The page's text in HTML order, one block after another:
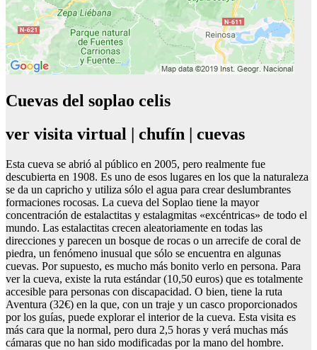
Cuevas del soplao celis
ver visita virtual | chufín | cuevas
Esta cueva se abrió al público en 2005, pero realmente fue
descubierta en 1908. Es uno de esos lugares en los que la naturaleza
se da un capricho y utiliza sólo el agua para crear deslumbrantes
formaciones rocosas. La cueva del Soplao tiene la mayor
concentración de estalactitas y estalagmitas «excéntricas» de todo el
mundo. Las estalactitas crecen aleatoriamente en todas las
direcciones y parecen un bosque de rocas o un arrecife de coral de
piedra, un fenómeno inusual que sólo se encuentra en algunas
cuevas. Por supuesto, es mucho más bonito verlo en persona. Para
ver la cueva, existe la ruta estándar (10,50 euros) que es totalmente
accesible para personas con discapacidad. O bien, tiene la ruta
Aventura (32€) en la que, con un traje y un casco proporcionados
por los guías, puede explorar el interior de la cueva. Esta visita es
más cara que la normal, pero dura 2,5 horas y verá muchas más
cámaras que no han sido modificadas por la mano del hombre.